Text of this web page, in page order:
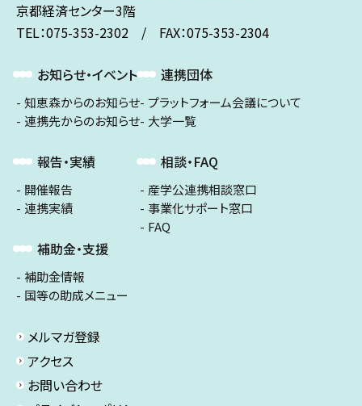
京都経済センター3階
TEL：075-353-2302 / FAX：075-353-2304
お知らせ・イベント
知恵森からのお知らせ
連携先からのお知らせ
報告・実績
開催報告
連携実績
補助金・支援
補助金情報
国等の助成メニュー
連携団体
プラットフォーム会議について
大学一覧
相談・FAQ
産学公連携相談窓口
事業化サポート窓口
FAQ
メルマガ登録
アクセス
お問い合わせ